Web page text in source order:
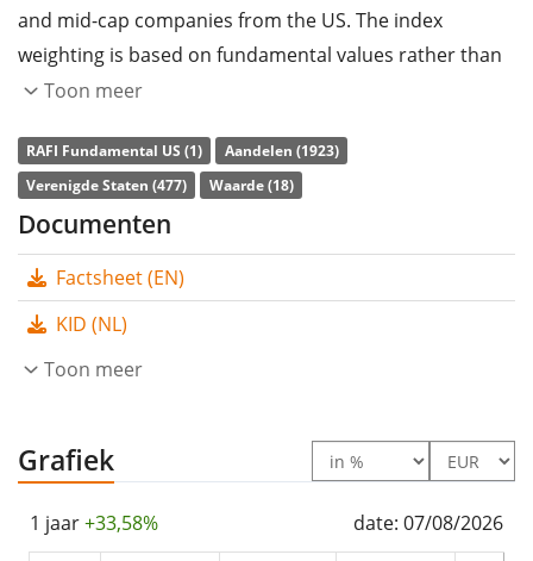
and mid-cap companies from the US. The index
weighting is based on fundamental values rather than
market capitalization. These values are derived from
flow, book value plus intangibles and dividends plus
buybacks.
p.a. . The Invesco RAFI US Fundamental Value UCITS ETF
Dist is the only ETF that tracks the RAFI Fundamental
underlying index by
distributed
to the investors (Per kwartaal).
is a large ETF with
Toon meer
RAFI Fundamental US (1)
Aandelen (1923)
Verenigde Staten (477)
Waarde (18)
Documenten
Factsheet (EN)
KID (NL)
Toon meer
Grafiek
1 jaar+33,58% date: 07/08/2026